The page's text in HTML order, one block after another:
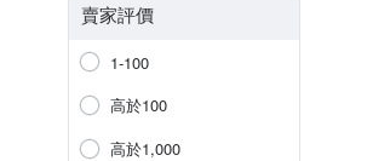
賣家評價
1-100
高於100
高於1,000